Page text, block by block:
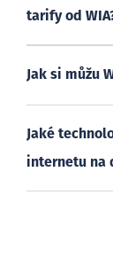
tarify od
Jak si můžu
Jaké
internetu na